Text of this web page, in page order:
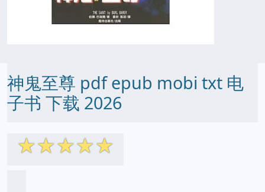
神鬼至尊 pdf epub mobi txt 电
子书 下载 2026
☆☆☆☆☆